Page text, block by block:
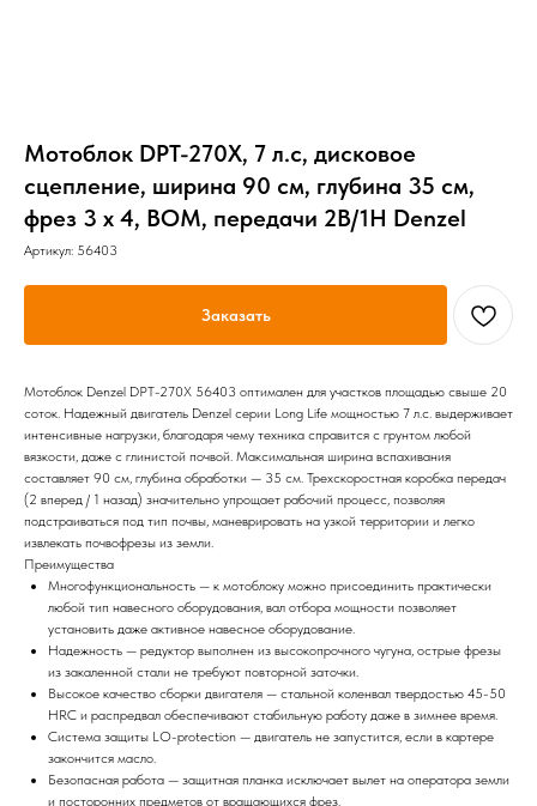
Мотоблок DPT-270X, 7 л.с, дисковое
сцепление, ширина 90 см, глубина 35 см,
фрез 3 х 4, ВОМ, передачи 2В/1Н Denzel
Артикул: 56403
Заказать
Мотоблок Denzel DPT-270X 56403 оптимален для участков площадью свыше 20
соток. Надежный двигатель Denzel серии Long Life мощностью 7 л.с. выдерживает
интенсивные нагрузки, благодаря чему техника справится с грунтом любой
вязкости, даже с глинистой почвой. Максимальная ширина вспахивания
составляет 90 см, глубина обработки — 35 см. Трехскоростная коробка передач
(2 вперед / 1 назад) значительно упрощает рабочий процесс, позволяя
подстраиваться под тип почвы, маневрировать на узкой территории и легко
извлекать почвофрезы из земли.
Преимущества
Многофункциональность — к мотоблоку можно присоединить практически
любой тип навесного оборудования, вал отбора мощности позволяет
установить даже активное навесное оборудование.
Надежность — редуктор выполнен из высокопрочного чугуна, острые фрезы
из закаленной стали не требуют повторной заточки.
Высокое качество сборки двигателя — стальной коленвал твердостью 45-50
HRС и распредвал обеспечивают стабильную работу даже в зимнее время.
Система защиты LO-protection — двигатель не запустится, если в картере
закончится масло.
Безопасная работа — защитная планка исключает вылет на оператора земли
и посторонних предметов от вращающихся фрез.